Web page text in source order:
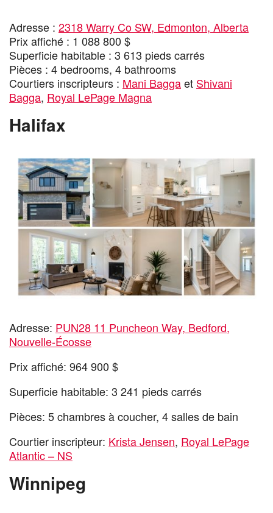
Adresse : 2318 Warry Co SW, Edmonton, Alberta
Prix affiché : 1 088 800 $
Superficie habitable : 3 613 pieds carrés
Pièces : 4 bedrooms, 4 bathrooms
Courtiers inscripteurs : Mani Baggaet Shivani
Bagga, Royal LePage Magna
Halifax
Adresse: PUN28 11 Puncheon Way, Bedford,
Nouvelle-Écosse
Prix affiché: 964 900 $
Superficie habitable: 3 241 pieds carrés
Pièces: 5 chambres à coucher, 4 salles de bain
Courtier inscripteur: Krista Jensen, Royal LePage
Atlantic – NS
Winnipeg